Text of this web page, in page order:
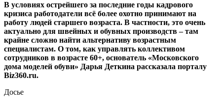
В условиях острейшего за последние годы кадрового
кризиса работодатели всё более охотно принимают на
работу людей старшего возраста. В частности, это очень
актуально для швейных и обувных производств – там
крайне сложно найти альтернативу возрастным
специалистам. О том, как управлять коллективом
сотрудников в возрасте 60+, основатель «Московского
дома моделей обуви» Дарья Деткина рассказала порталу
Biz360.ru.
Досье